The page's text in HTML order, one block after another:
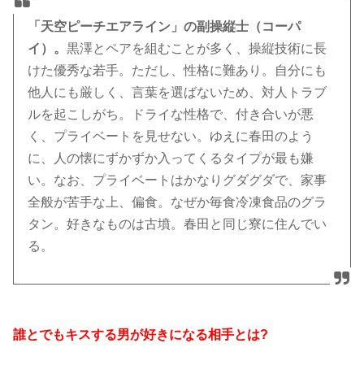
「天空ピーチエアライン」の副操縦士（コーパ
イ）。黒澤とペアを組むことが多く、操縦技術に長
けた優秀な若手。ただし、性格に難あり。自分にも
他人にも厳しく、言葉を選ばないため、対人トラブ
ルを起こしがち。ドライな性格で、付き合いが悪
く、プライベートを見せない。ゆえに春田のよう
に、人の懐にずかずか入ってくるタイプが最も嫌
い。なお、プライベートはかなりグダグダで、家事
全般が苦手な上、偏食。なぜか毎食冷凍食品のグラ
タン。好きなものは古墳。春田と同じ寮に住んでい
る。
誰とでもキスする男が好きになる相手とは?